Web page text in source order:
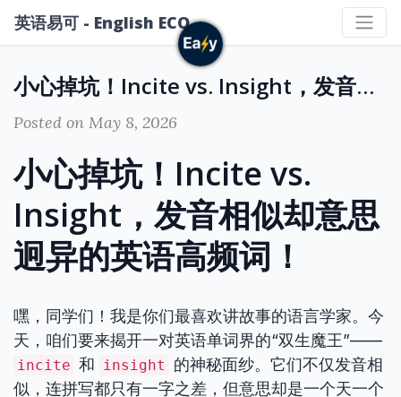
英语易可 - English ECO
小心掉坑！Incite vs. Insight，发音相似却意思迥异的英语高频词！
Posted on May 8, 2026
小心掉坑！Incite vs.
Insight，发音相似却意思
迥异的英语高频词！
嘿，同学们！我是你们最喜欢讲故事的语言学家。今
天，咱们要来揭开一对英语单词界的“双生魔王”——
incite 和 insight
的神秘面纱。它们不仅发音相
似，连拼写都只有一字之差，但意思却是一个天一个